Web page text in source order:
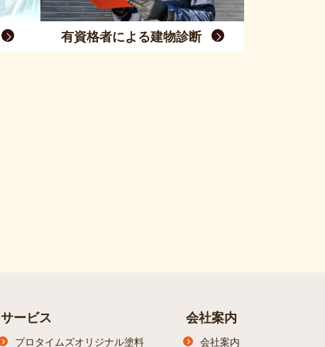
有資格者による建物診断
サービス
プロタイムズオリジナル塗料
会社案内
会社案内